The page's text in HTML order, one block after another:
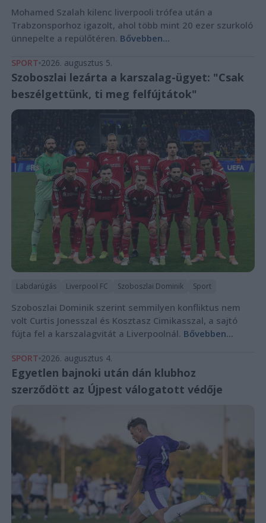
Mohamed Szalah kilenc liverpooli trófea után a
Trabzonsporhoz igazolt, ahol több mint 20 ezer szurkoló
ünnepelte a repülőtéren. Bővebben...
SPORT 2026. augusztus 5.
Szoboszlai lezárta a karszalag-ügyet: "Csak
beszélgettünk, ti meg felfújtátok"
Labdarúgás Liverpool FC Szoboszlai Dominik Sport
Szoboszlai Dominik szerint semmilyen konfliktus nem
volt Curtis Jonesszal és Kosztasz Cimikasszal, a sajtó
fújta fel a karszalagvitát a Liverpoolnál. Bővebben...
SPORT 2026. augusztus 4.
Egyetlen bajnoki után dán klubhoz
szerződött az Újpest válogatott védője